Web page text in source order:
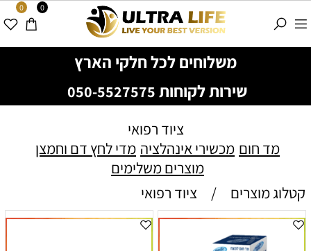
משלוחים לכל חלקי הארץ
שירות לקוחות 050-5527575
0 0
ציוד רפואי
מד חום מכשירי אינהלציה מדי לחץ דם וחמצן
מוצרים משלימים
קטלוג מוצרים
/ ציוד רפואי